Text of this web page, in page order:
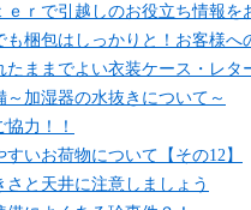
ｅｒで引越しのお役立ち情報を
も梱包はしっかりと！お客様へ
たままでよい衣装ケース・レ
～加湿器の水抜きについて～
力！！
いお荷物について【その12】
さと天井に注意しましょう